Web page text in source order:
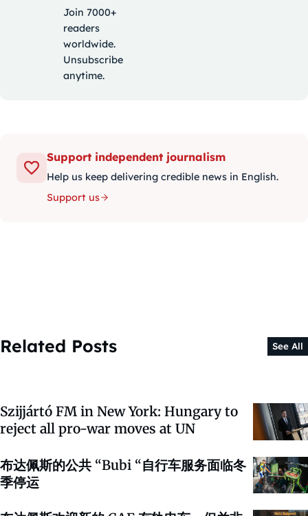
Join 7000+
readers
worldwide.
Unsubscribe
anytime.
Support independent journalism
Help us keep delivering credible news in English.
Support us
Related Posts See All
Szijjártó FM in New York: Hungary to
reject all pro-war moves at UN
布达佩斯的公共 “Bubi “自行车服务面临冬
季停运